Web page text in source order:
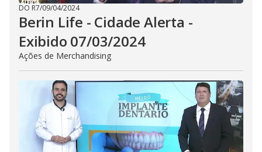
DO R7/09/04/2024
Berin Life - Cidade Alerta -
Exibido 07/03/2024
Ações de Merchandising